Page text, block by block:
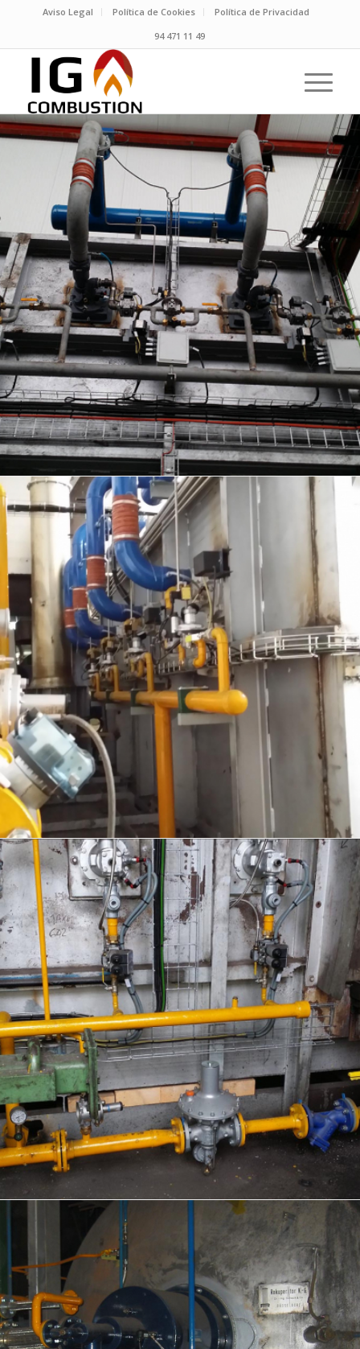
Aviso Legal Política de Cookies
Política de Privacidad
94 471 11 49